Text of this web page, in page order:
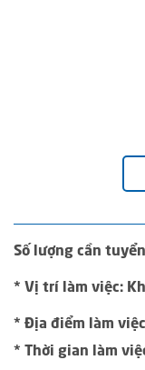
Số lượng cần
* Vị trí làm việc:
* Địa điểm làm
* Thời gian làm